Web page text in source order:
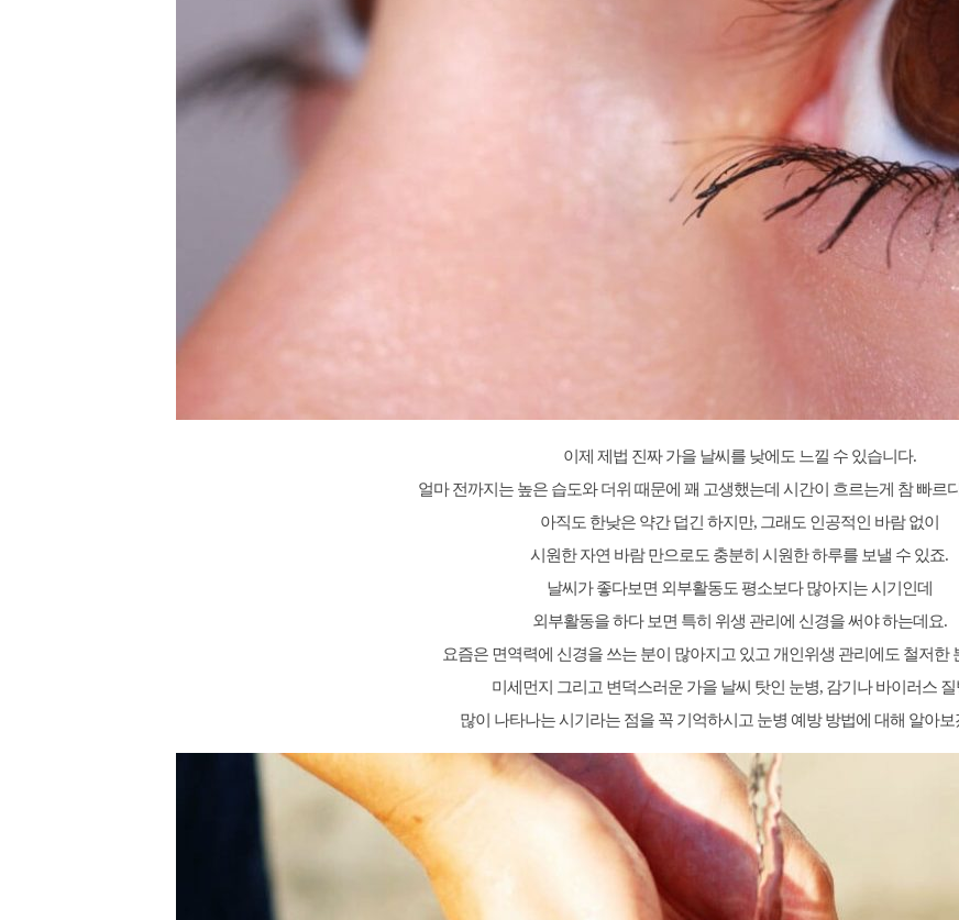
이제 제법 진짜 가을 날씨를 낮에도 느낄 수 있습니다.
얼마 전까지는 높은 습도와 더위 때문에 꽤 고생했는데 시간이 흐르는게 참 빠르
아직도 한낮은 약간 덥긴 하지만, 그래도 인공적인 바람 없이
시원한 자연 바람 만으로도 충분히 시원한 하루를 보낼 수 있죠.
날씨가 좋다보면 외부활동도 평소보다 많아지는 시기인데
외부활동을 하다 보면 특히 위생 관리에 신경을 써야 하는데요.
요즘은 면역력에 신경을 쓰는 분이 많아지고 있고 개인위생 관리에도 철저한
미세먼지 그리고 변덕스러운 가을 날씨 탓인 눈병, 감기나 바이러스 질
많이 나타나는 시기라는 점을 꼭 기억하시고 눈병 예방 방법에 대해 알아보